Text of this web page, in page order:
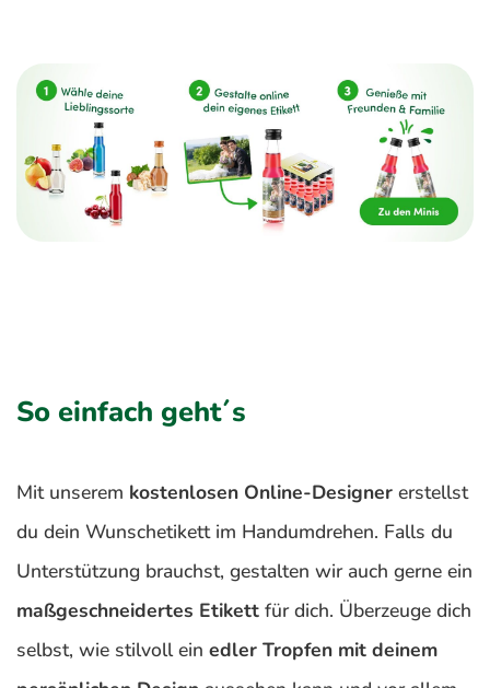
So einfach geht´s
Mit unserem kostenlosen Online-Designer erstellst
du dein Wunschetikett im Handumdrehen. Falls du
Unterstützung brauchst, gestalten wir auch gerne ein
maßgeschneidertes Etikett für dich. Überzeuge dich
selbst, wie stilvoll ein edler Tropfen mit deinem